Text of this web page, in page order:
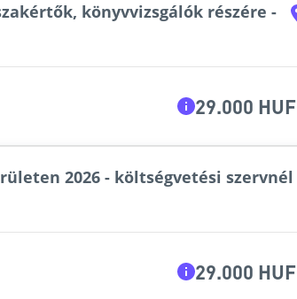
könyvvizsgálók részére -
29.000 HUF
2026 - költségvetési szervnél
29.000 HUF